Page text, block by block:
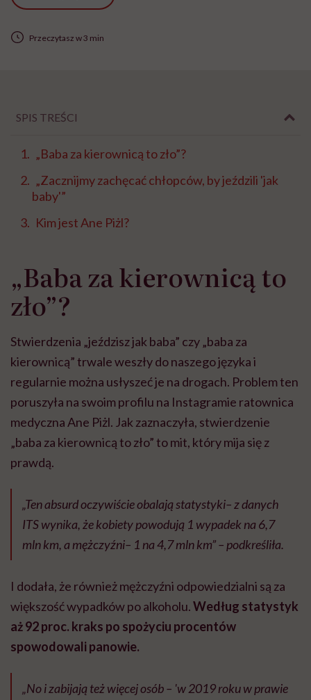
Przeczytasz w 3 min
SPIS TREŚCI
„Baba za kierownicą to zło”?
„Zacznijmy zachęcać chłopców, by jeździli 'jak
baby'”
Kim jest Ane Piżl?
„Baba za kierownicą to
zło”?
Stwierdzenia „jeździsz jak baba” czy „baba za
kierownicą” trwale weszły do naszego języka i
regularnie można usłyszeć je na drogach. Problem ten
poruszyła na swoim profilu na Instagramie ratownica
medyczna Ane Piżl. Jak zaznaczyła, stwierdzenie
„baba za kierownicą to zło” to mit, który mija się z
prawdą.
„Ten absurd oczywiście obalają statystyki– z danych
ITS wynika, że kobiety powodują 1 wypadek na 6,7
mln km, a mężczyźni– 1 na 4,7 mln km” – podkreśliła.
I dodała, że również mężczyźni odpowiedzialni są za
większość wypadków po alkoholu.Według statystyk
aż 92 proc. kraks po spożyciu procentów
spowodowali panowie.
„No i zabijają też więcej osób – 'w 2019 roku w prawie